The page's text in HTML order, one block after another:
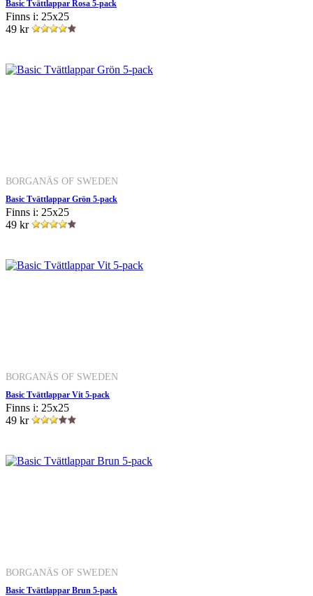
Basic Tvättlappar Rosa 5-pack
Finns i: 25x25
49 kr
BORGANÄS OF SWEDEN
Basic Tvättlappar Grön 5-pack
Finns i: 25x25
49 kr
BORGANÄS OF SWEDEN
Basic Tvättlappar Vit 5-pack
Finns i: 25x25
49 kr
BORGANÄS OF SWEDEN
Basic Tvättlappar Brun 5-pack